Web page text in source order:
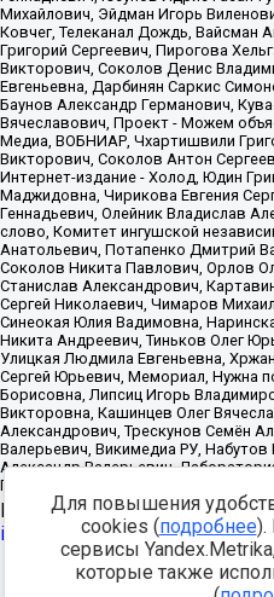
Источник:https://
inostrannyih-agentov-22-03-
Разработка -
Для повышения
cookies (подробнее).
сервисы
которые также